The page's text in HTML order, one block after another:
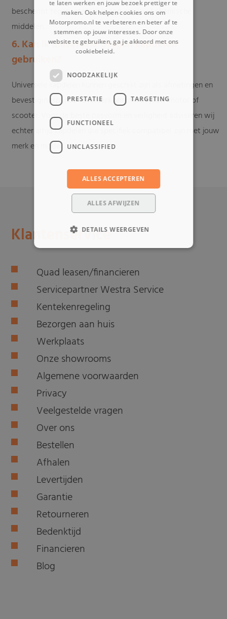
beschermt tegen intensieve zon, regen of chemische
middelen.
6. Kan ik universele Dragon kapdelen
gebruiken?
Universele kapdelen kunnen geschikt zijn als afmetingen en
bevestigingspunten overeenkomen met jouw motor of
scooter. Voor de beste pasvorm en veiligheid adviseren wij
echter altijd kapdelen die specifiek compatibel zijn met jouw
merk en model.
Klantenservice
Quad leasen/financieren
Servicepartner Westra Service
Kentekenregeling
Bezorgen aan huis
Werkplaats
Onze showrooms
Algemene voorwaarden
Privacy
Veelgestelde vragen
Over ons
Bestellen
Afhalen
Levertijden
Garantie
Retourneren
Bedenktijd
Financieren
Blog
te laten werken en jouw bezoek prettiger te
maken. Ook helpen cookies ons om
Motorpromo.nl te verbeteren en beter af te
stemmen op jouw interesses. Door onze
website te gebruiken, ga je akkoord met ons
cookiebeleid.
NOODZAKELIJK
PRESTATIE TARGETING
FUNCTIONEEL
UNCLASSIFIED
ALLES ACCEPTEREN
ALLES AFWIJZEN
DETAILS WEERGEVEN